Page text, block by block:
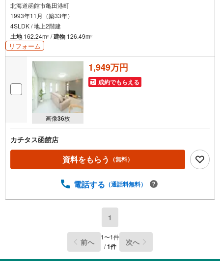
北海道函館市亀田港町
1993年11月（築33年）
4SLDK / 地上2階建
土地162.24m2 /建物 126.49m2
リフォーム
画像36枚
1,949万円
成約でもらえる
カチタス函館店
資料をもらう （無料）
電話する （通話料無料）
1
前へ 1〜1件
/1件 次へ